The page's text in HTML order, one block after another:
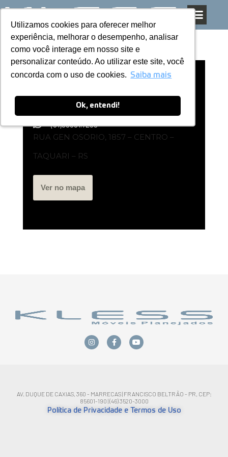
Utilizamos cookies para oferecer melhor
experiência, melhorar o desempenho, analisar
como você interage em nosso site e
personalizar conteúdo. Ao utilizar este site, você
concorda com o uso de cookies. Saiba mais
Ok, entendi!
Utilizamos cookies para oferecer melhor
experiência, melhorar o desempenho, analisar
como você interage em nosso site e
personalizar conteúdo. Ao utilizar este site, você
concorda com o uso de cookies. Saiba mais
Ok, entendi!
Pular
para
o
conteúdo
Loja Exclusiva Kless | Taquari – RS
(51)99581.7259
RUA GEN OSORIO, 1857 – CENTRO –
TAQUARI – RS
Ver no mapa
AV. DUQUE DE CAXIAS, 360 - MARRECAS | FRANCISCO BELTRÃO - PR, CEP:
85601-190 | (46) 3520-3000
Política de Privacidade e Termos de Uso